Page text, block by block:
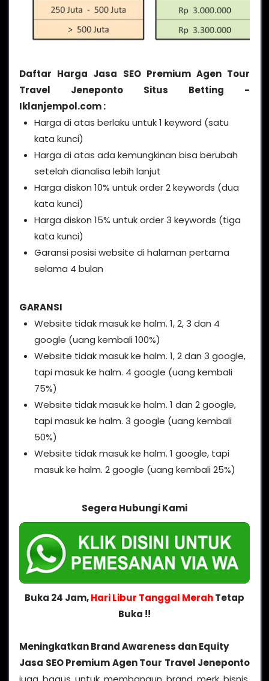
Daftar Harga Jasa SEO Premium Agen Tour
Travel Jeneponto Situs Betting -
Iklanjempol.com :
Harga di atas berlaku untuk 1 keyword (satu
kata kunci)
Harga di atas ada kemungkinan bisa berubah
setelah dianalisa lebih lanjut
Harga diskon 10% untuk order 2 keywords (dua
kata kunci)
Harga diskon 15% untuk order 3 keywords (tiga
kata kunci)
Garansi posisi website di halaman pertama
selama 4 bulan
GARANSI
Website tidak masuk ke halm. 1, 2, 3 dan 4
google (uang kembali 100%)
Website tidak masuk ke halm. 1, 2 dan 3 google,
tapi masuk ke halm. 4 google (uang kembali
75%)
Website tidak masuk ke halm. 1 dan 2 google,
tapi masuk ke halm. 3 google (uang kembali
50%)
Website tidak masuk ke halm. 1 google, tapi
masuk ke halm. 2 google (uang kembali 25%)
Segera Hubungi Kami
Buka 24 Jam,Hari Libur Tanggal MerahTetap
Buka !!
Meningkatkan Brand Awareness dan Equity
Jasa SEO Premium Agen Tour Travel Jeneponto